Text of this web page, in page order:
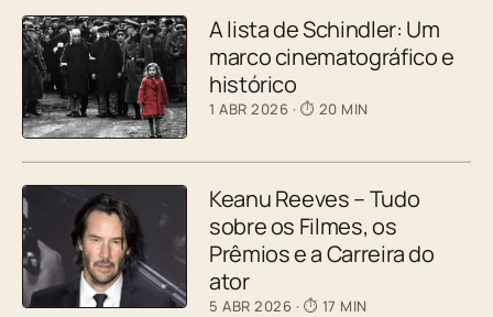
A lista de Schindler: Um
marco cinematográfico e
histórico
1 ABR 2026 · ⏱ 20 MIN
Keanu Reeves – Tudo
sobre os Filmes, os
Prêmios e a Carreira do
ator
5 ABR 2026 · ⏱ 17 MIN